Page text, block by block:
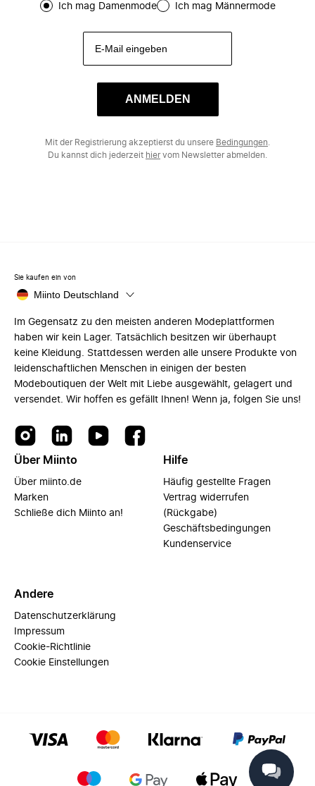
Ich mag Damenmode Ich mag Männermode
ANMELDEN
Mit der Registrierung akzeptierst du unsere Bedingungen
Du kannst dich jederzeit hiervom Newsletter abmelden.
Sie kaufen ein von
Miinto Deutschland
Im Gegensatz zu den meisten anderen Modeplattformen
haben wir kein Lager. Tatsächlich besitzen wir überhaupt
keine Kleidung. Stattdessen werden alle unsere Produkte von
leidenschaftlichen Menschen in einigen der besten
Modeboutiquen der Welt mit Liebe ausgewählt, gelagert und
versendet. Wir hoffen es gefällt Ihnen! Wenn ja, folgen Sie uns!
Über Miinto
Über miinto.de
Marken
Schließe dich Miinto an!
Hilfe
Häufig gestellte Fragen
Vertrag widerrufen
(Rückgabe)
Geschäftsbedingungen
Kundenservice
Andere
Datenschutzerklärung
Impressum
Cookie-Richtlinie
Cookie Einstellungen